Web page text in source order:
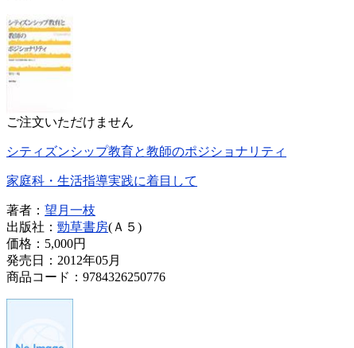
ご注文いただけません
シティズンシップ教育と教師のポジショナリティ
家庭科・生活指導実践に着目して
著者： 望月一枝
出版社： 勁草書房(Ａ５)
価格： 5,000円
発売日：2012年05月
商品コード：9784326250776